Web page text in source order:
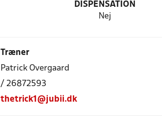
DISPENSATION
Nej
Træner
Patrick Overgaard
/ 26872593
thetrick1@jubii.dk